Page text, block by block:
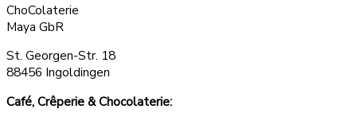
ChoColaterie
Maya GbR
St. Georgen-Str. 18
88456 Ingoldingen
Café, Crêperie & Chocolaterie: